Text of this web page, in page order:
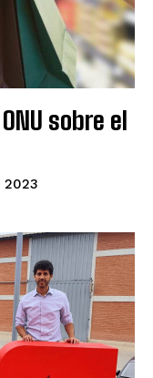
sobre el
2023